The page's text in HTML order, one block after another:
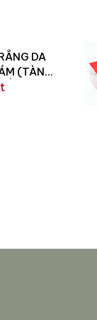
DA
(TÀN
20G